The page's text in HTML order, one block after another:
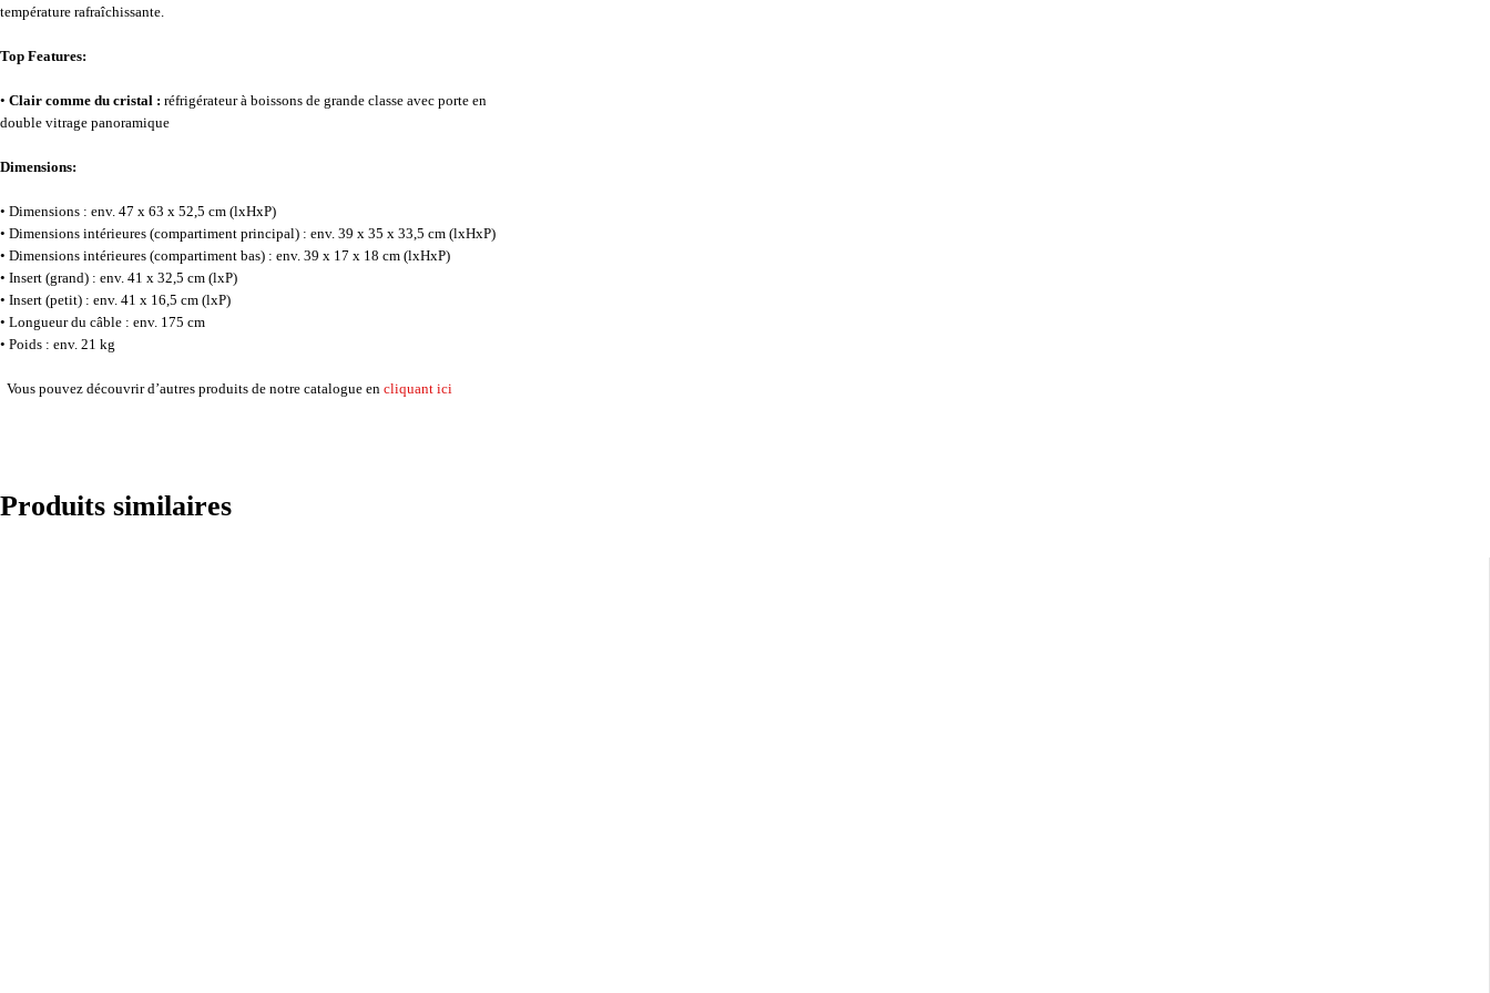
température rafraîchissante.
Top Features:
• Clair comme du cristal : réfrigérateur à boissons de grande classe avec porte en
double vitrage panoramique
Dimensions:
• Dimensions : env. 47 x 63 x 52,5 cm (lxHxP)
• Dimensions intérieures (compartiment principal) : env. 39 x 35 x 33,5 cm (lxHxP)
• Dimensions intérieures (compartiment bas) : env. 39 x 17 x 18 cm (lxHxP)
• Insert (grand) : env. 41 x 32,5 cm (lxP)
• Insert (petit) : env. 41 x 16,5 cm (lxP)
• Longueur du câble : env. 175 cm
• Poids : env. 21 kg
Vous pouvez découvrir d’autres produits de notre catalogue en cliquant ici
Produits similaires